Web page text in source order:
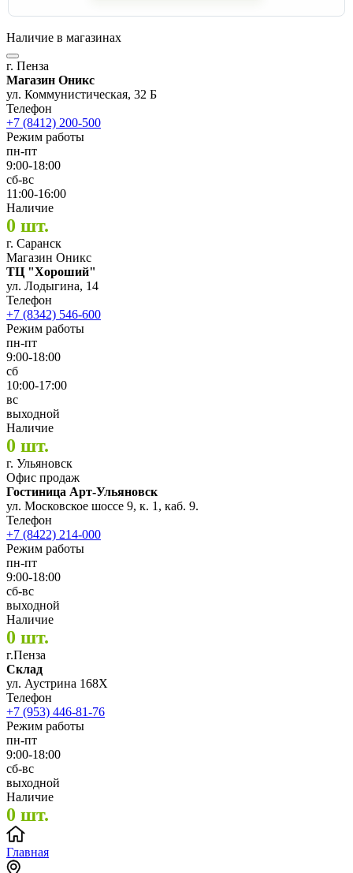
Наличие в магазинах
г. Пенза
Магазин Оникс
ул. Коммунистическая, 32 Б
Телефон
+7 (8412) 200-500
Режим работы
пн-пт
9:00-18:00
сб-вс
11:00-16:00
Наличие
0 шт.
г. Саранск
Магазин Оникс
ТЦ "Хороший"
ул. Лодыгина, 14
Телефон
+7 (8342) 546-600
Режим работы
пн-пт
9:00-18:00
сб
10:00-17:00
вс
выходной
Наличие
0 шт.
г. Ульяновск
Офис продаж
Гостиница Арт-Ульяновск
ул. Московское шоссе 9, к. 1, каб. 9.
Телефон
+7 (8422) 214-000
Режим работы
пн-пт
9:00-18:00
сб-вс
выходной
Наличие
0 шт.
г.Пенза
Склад
ул. Аустрина 168Х
Телефон
+7 (953) 446-81-76
Режим работы
пн-пт
9:00-18:00
сб-вс
выходной
Наличие
0 шт.
Главная